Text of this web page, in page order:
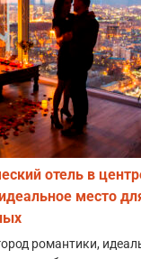
отель в
место
романтики,